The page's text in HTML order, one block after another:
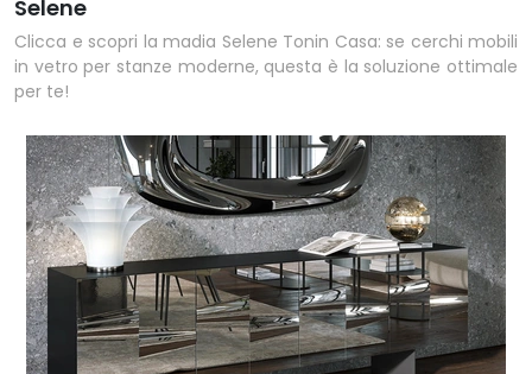
Selene
Clicca e scopri la madia Selene Tonin Casa: se cerchi mobili
in vetro per stanze moderne, questa è la soluzione ottimale
per te!